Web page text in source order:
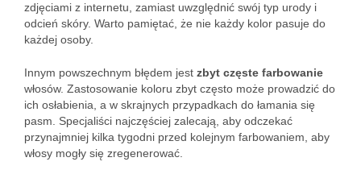
zdjęciami z internetu, zamiast uwzględnić swój typ urody i
odcień skóry. Warto pamiętać, że nie każdy kolor pasuje do
każdej osoby.
Innym powszechnym błędem jest zbyt częste farbowanie
włosów. Zastosowanie koloru zbyt często może prowadzić do
ich osłabienia, a w skrajnych przypadkach do łamania się
pasm. Specjaliści najczęściej zalecają, aby odczekać
przynajmniej kilka tygodni przed kolejnym farbowaniem, aby
włosy mogły się zregenerować.